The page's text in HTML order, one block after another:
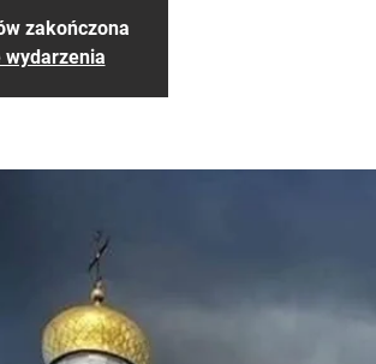
zakończona
wydarzenia